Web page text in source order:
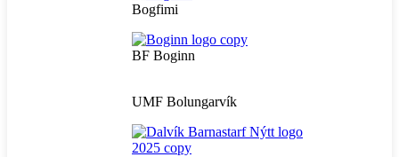
Bogfimi
BF Boginn
UMF Bolungarvík